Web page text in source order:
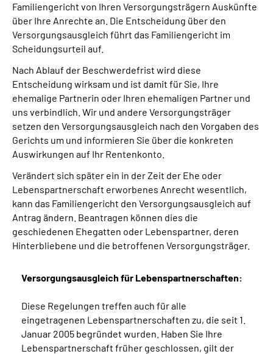
Familiengericht von Ihren Versorgungsträgern Auskünfte
über Ihre Anrechte an. Die Entscheidung über den
Versorgungsausgleich führt das Familiengericht im
Scheidungsurteil auf.
Nach Ablauf der Beschwerdefrist wird diese
Entscheidung wirksam und ist damit für Sie, Ihre
ehemalige Partnerin oder Ihren ehemaligen Partner und
uns verbindlich. Wir und andere Versorgungsträger
setzen den Versorgungsausgleich nach den Vorgaben des
Gerichts um und informieren Sie über die konkreten
Auswirkungen auf Ihr Rentenkonto.
Verändert sich später ein in der Zeit der Ehe oder
Lebenspartnerschaft erworbenes Anrecht wesentlich,
kann das Familiengericht den Versorgungsausgleich auf
Antrag ändern. Beantragen können dies die
geschiedenen Ehegatten oder Lebenspartner, deren
Hinterbliebene und die betroffenen Versorgungsträger.
Versorgungsausgleich für Lebenspartnerschaften:
Diese Regelungen treffen auch für alle
eingetragenen Lebenspartnerschaften zu, die seit 1.
Januar 2005 begründet wurden. Haben Sie Ihre
Lebenspartnerschaft früher geschlossen, gilt der